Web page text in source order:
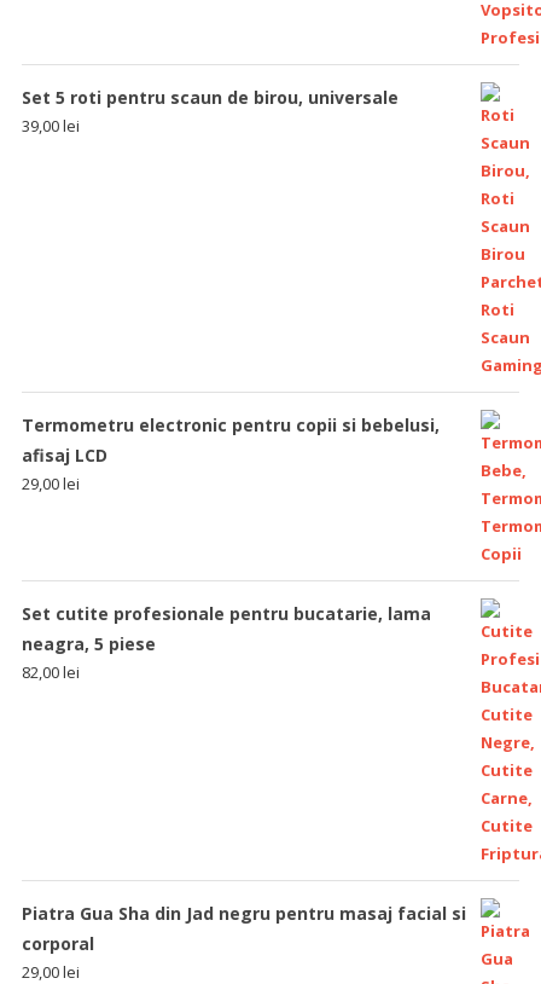
Set 5 roti pentru scaun de birou, universale
39,00lei
Termometru electronic pentru copii si bebelusi,
afisaj LCD
29,00lei
Set cutite profesionale pentru bucatarie, lama
neagra, 5 piese
82,00lei
Piatra Gua Sha din Jad negru pentru masaj facial si
corporal
29,00lei